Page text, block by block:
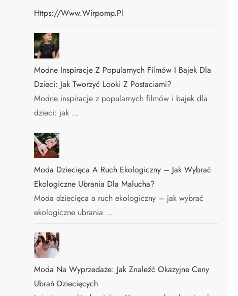
Https://www.wirpomp.pl
Modne Inspiracje Z Popularnych Filmów I Bajek Dla
Dzieci: Jak Tworzyć Looki Z Postaciami?
Modne inspiracje z popularnych filmów i bajek dla
dzieci: jak …
Moda Dziecięca A Ruch Ekologiczny – Jak Wybrać
Ekologiczne Ubrania Dla Malucha?
Moda dziecięca a ruch ekologiczny – jak wybrać
ekologiczne ubrania …
Moda Na Wyprzedaże: Jak Znaleźć Okazyjne Ceny
Ubrań Dziecięcych